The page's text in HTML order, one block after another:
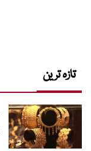
تازہ ترین